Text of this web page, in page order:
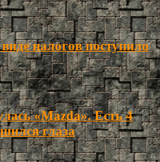
налогов поступило
«Mazda». Есть 4
глаза